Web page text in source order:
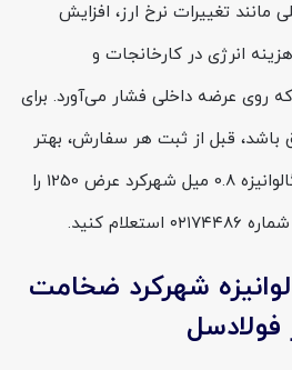
مانند تغییرات نرخ ارز، افزایش
انرژی در کارخانجات و
روی عرضه داخلی فشار می‌آورد. برای
قبل از ثبت هر سفارش، بهتر
است قیمت لحظه‌ای ورق گالوانیزه 0.8 میل شهرکرد عرض 1250 را
کنید.
شهرکرد ضخامت